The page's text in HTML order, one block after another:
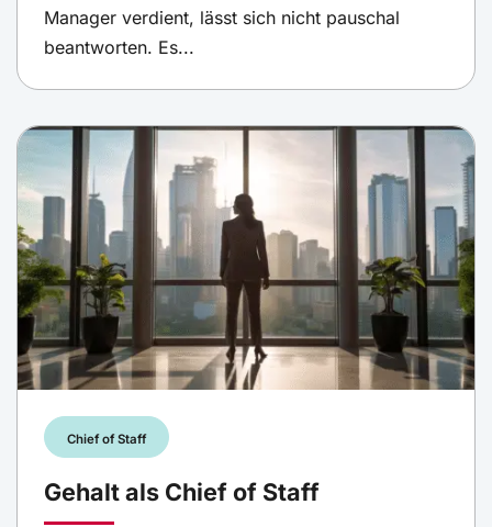
Manager verdient, lässt sich nicht pauschal
beantworten. Es...
Chief of Staff
Gehalt als Chief of Staff